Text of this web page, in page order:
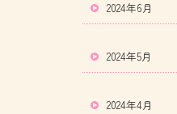
2024年6月
2024年5月
2024年4月